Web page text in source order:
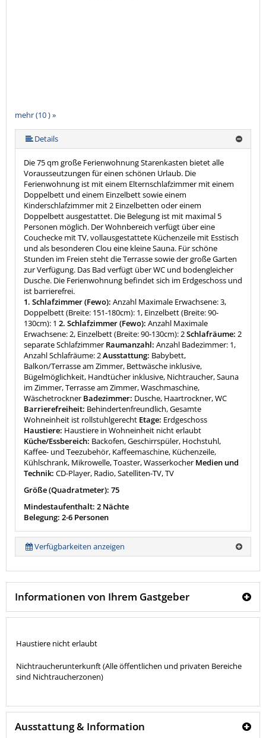
mehr (10 ) »
mehr (10 ) »
mehr (10 ) »
mehr (10 ) »
mehr (10 ) »
mehr (10 ) »
mehr (10 ) »
Details
Die 75 qm große Ferienwohnung Starenkasten bietet alle
Vorausseutzungen für einen schönen Urlaub. Die
Ferienwohnung ist mit einem Elternschlafzimmer mit einem
Doppelbett und einem Einzelbett sowie einem
Kinderschlafzimmer mit 2 Einzelbetten oder einem
Doppelbett ausgestattet. Die Belegung ist mit maximal 5
Personen möglich. Der Wohnbereich verfügt über eine
Couchecke mit TV, vollausgestattete Küchenzeile mit Esstisch
und als besonderen Clou eine kleine Sauna. Für schöne
Stunden im Freien steht die Terrasse sowie der große Garten
zur Verfügung. Das Bad verfügt über WC und bodengleicher
Dusche. Die Ferienwohnung befindet sich im Erdgeschoss und
ist barrierefrei.
1. Schlafzimmer (Fewo): Anzahl Maximale Erwachsene: 3,
Doppelbett (Breite: 151-180cm): 1, Einzelbett (Breite: 90-
130cm): 1 2. Schlafzimmer (Fewo): Anzahl Maximale
Erwachsene: 2, Einzelbett (Breite: 90-130cm): 2Schlafräume: 2
separate Schlafzimmer Raumanzahl: Anzahl Badezimmer: 1,
Anzahl Schlafräume: 2Ausstattung: Babybett,
Balkon/Terrasse am Zimmer, Bettwäsche inklusive,
Bügelmöglichkeit, Handtücher inklusive, Nichtraucher, Sauna
im Zimmer, Terrasse am Zimmer, Waschmaschine,
Wäschetrockner Badezimmer: Dusche, Haartrockner, WC
Barrierefreiheit: Behindertenfreundlich, Gesamte
Wohneinheit ist rollstuhlgerecht Etage: Erdgeschoss
Haustiere: Haustiere in Wohneinheit nicht erlaubt
Küche/Essbereich: Backofen, Geschirrspüler, Hochstuhl,
Kaffee- und Teezubehör, Kaffeemaschine, Küchenzeile,
Kühlschrank, Mikrowelle, Toaster, Wasserkocher Medien und
Technik: CD-Player, Radio, Satelliten-TV, TV
Größe (Quadratmeter): 75
Mindestaufenthalt: 2 Nächte
Belegung: 2-6 Personen
Verfügbarkeiten anzeigen
Informationen von Ihrem Gastgeber
Haustiere nicht erlaubt
Nichtraucherunterkunft (Alle öffentlichen und privaten Bereiche
sind Nichtraucherzonen)
Ausstattung & Information